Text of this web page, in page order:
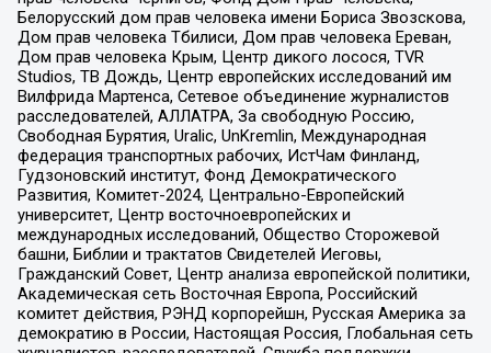
Белорусский дом прав человека имени Бориса Звозскова,
Дом прав человека Тбилиси, Дом прав человека Ереван,
Дом прав человека Крым, Центр дикого лосося, TVR
Studios, ТВ Дождь, Центр европейских исследований им
Вилфрида Мартенса, Сетевое объединение журналистов
расследователей, АЛЛАТРА, За свободную Россию,
Свободная Бурятия, Uralic, UnKremlin, Международная
федерация транспортных рабочих, ИстЧам Финланд,
Гудзоновский институт, Фонд Демократического
Развития, Комитет-2024, Центрально-Европейский
университет, Центр восточноевропейских и
международных исследований, Общество Сторожевой
башни, Библии и трактатов Свидетелей Иеговы,
Гражданский Совет, Центр анализа европейской политики,
Академическая сеть Восточная Европа, Российский
комитет действия, РЭНД корпорейшн, Русская Америка за
демократию в России, Настоящая Россия, Глобальная сеть